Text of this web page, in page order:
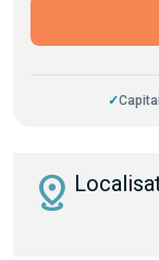
✓
distance